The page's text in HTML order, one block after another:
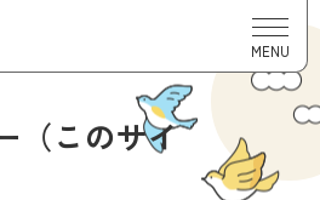
MENU
（このサイ